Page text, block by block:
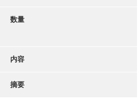
数量
内容
摘要